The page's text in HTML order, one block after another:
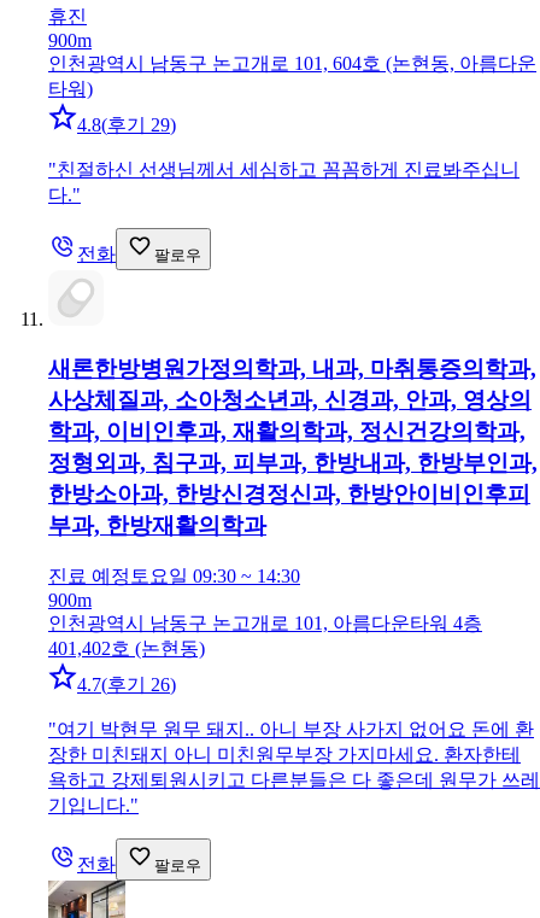
휴진
900m
인천광역시 남동구 논고개로 101, 604호 (논현동, 아름다운
타워)
4.8(후기 29)
"친절하신 선생님께서 세심하고 꼼꼼하게 진료봐주십니
다."
전화 팔로우
새론한방병원 가정의학과, 내과, 마취통증의학과,
사상체질과, 소아청소년과, 신경과, 안과, 영상의
학과, 이비인후과, 재활의학과, 정신건강의학과,
정형외과, 침구과, 피부과, 한방내과, 한방부인과,
한방소아과, 한방신경정신과, 한방안이비인후피
부과, 한방재활의학과
진료 예정 토요일 09:30 ~ 14:30
900m
인천광역시 남동구 논고개로 101, 아름다운타워 4층
401,402호 (논현동)
4.7(후기 26)
"여기 박현무 원무 돼지.. 아니 부장 사가지 없어요 돈에 환
장한 미친돼지 아니 미친원무부장 가지마세요. 환자한테
욕하고 강제퇴원시키고 다른분들은 다 좋은데 원무가 쓰레
기입니다."
전화 팔로우